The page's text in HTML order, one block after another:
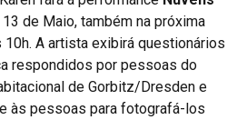
13 de Maio, também na próxima
A artista exibirá questionários
respondidos por pessoas do
de Gorbitz/Dresden e
às pessoas para fotografá-los